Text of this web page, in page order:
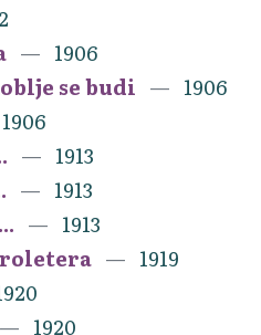
1906
se budi
1906
1906
1913
1913
1913
1919
1920